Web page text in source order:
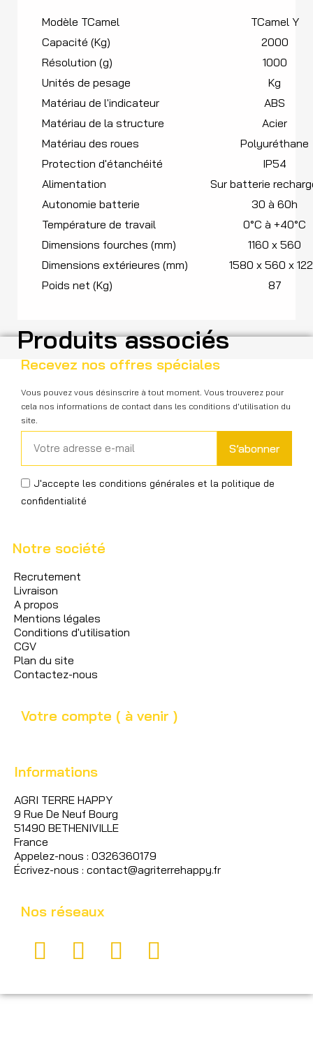
Modèle TCamel
TCamel Y
Capacité (Kg)
2000
Résolution (g)
1000
Unités de pesage
Kg
Matériau de l'indicateur
ABS
Matériau de la structure
Acier
Matériau des roues
Polyuréthane
Protection d'étanchéité
IP54
Alimentation
Sur batterie
Autonomie batterie
30 à 60h
Température de travail
0°C à +40°C
Dimensions fourches (mm)
1160 x 560
Dimensions extérieures (mm)
1580 x 560 x
Poids net (Kg)
87
Produits associés
Recevez nos offres spéciales
Vous pouvez vous désinscrire à tout moment. Vous trouverez pour
cela nos informations de contact dans les conditions d'utilisation du
site.
S’abonner
J'accepte les conditions générales et la politique de
confidentialité
Notre société
Recrutement
Livraison
A propos
Mentions légales
Conditions d'utilisation
CGV
Plan du site
Contactez-nous
Votre compte ( à venir )
Informations
AGRI TERRE HAPPY
9 Rue De Neuf Bourg
51490 BETHENIVILLE
France
Appelez-nous : 0326360179
Écrivez-nous : contact@agriterrehappy.fr
Nos réseaux